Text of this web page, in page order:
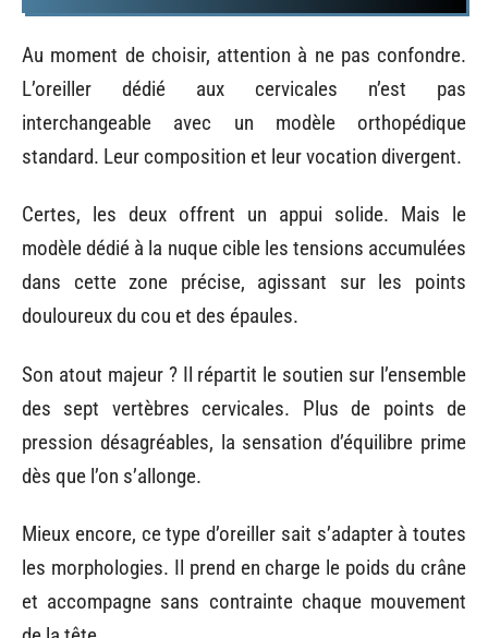
Au moment de choisir, attention à ne pas confondre.
L’oreiller dédié aux cervicales n’est pas
interchangeable avec un modèle orthopédique
standard. Leur composition et leur vocation divergent.
Certes, les deux offrent un appui solide. Mais le
modèle dédié à la nuque cible les tensions accumulées
dans cette zone précise, agissant sur les points
douloureux du cou et des épaules.
Son atout majeur ? Il répartit le soutien sur l’ensemble
des sept vertèbres cervicales. Plus de points de
pression désagréables, la sensation d’équilibre prime
dès que l’on s’allonge.
Mieux encore, ce type d’oreiller sait s’adapter à toutes
les morphologies. Il prend en charge le poids du crâne
et accompagne sans contrainte chaque mouvement